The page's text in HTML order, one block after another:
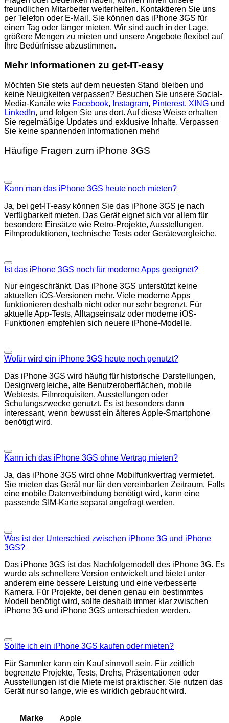
freundlichen Mitarbeiter weiterhelfen. Kontaktieren Sie uns
per Telefon oder E-Mail. Sie können das iPhone 3GS für
einen Tag oder länger mieten. Wir sind auch in der Lage,
größere Mengen zu mieten und unsere Angebote flexibel auf
Ihre Bedürfnisse abzustimmen.
Mehr Informationen zu get-IT-easy
Möchten Sie stets auf dem neuesten Stand bleiben und
keine Neuigkeiten verpassen? Besuchen Sie unsere Social-
Media-Kanäle wie Facebook, Instagram, Pinterest, XING und
LinkedIn, und folgen Sie uns dort. Auf diese Weise erhalten
Sie regelmäßige Updates und exklusive Inhalte. Verpassen
Sie keine spannenden Informationen mehr!
Häufige Fragen zum iPhone 3GS
Kann man das iPhone 3GS heute noch mieten?
Ja, bei get-IT-easy können Sie das iPhone 3GS je nach
Verfügbarkeit mieten. Das Gerät eignet sich vor allem für
besondere Einsätze wie Retro-Projekte, Ausstellungen,
Filmproduktionen, technische Tests oder Gerätevergleiche.
Ist das iPhone 3GS noch für moderne Apps geeignet?
Nur eingeschränkt. Das iPhone 3GS unterstützt keine
aktuellen iOS-Versionen mehr. Viele moderne Apps
funktionieren deshalb nicht oder nur sehr begrenzt. Für
aktuelle App-Tests, Alltagseinsatz oder moderne iOS-
Funktionen empfehlen sich neuere iPhone-Modelle.
Wofür wird ein iPhone 3GS heute noch genutzt?
Das iPhone 3GS wird häufig für historische Darstellungen,
Designvergleiche, alte Benutzeroberflächen, mobile
Webtests, Filmrequisiten, Ausstellungen oder
Schulungszwecke genutzt. Es ist besonders dann
interessant, wenn bewusst ein älteres Apple-Smartphone
benötigt wird.
Kann ich das iPhone 3GS ohne Vertrag mieten?
Ja, das iPhone 3GS wird ohne Mobilfunkvertrag vermietet.
Sie mieten das Gerät nur für den vereinbarten Zeitraum. Falls
eine mobile Datenverbindung benötigt wird, kann eine
passende SIM-Karte separat angefragt werden.
Was ist der Unterschied zwischen iPhone 3G und iPhone
3GS?
Das iPhone 3GS ist das Nachfolgemodell des iPhone 3G. Es
wurde als schnellere Version entwickelt und bietet unter
anderem eine bessere Leistung und eine verbesserte
Kamera. Für Projekte, bei denen genau ein bestimmtes
Modell benötigt wird, sollte deshalb immer klar zwischen
iPhone 3G und iPhone 3GS unterschieden werden.
Sollte ich ein iPhone 3GS kaufen oder mieten?
Für Sammler kann ein Kauf sinnvoll sein. Für zeitlich
begrenzte Projekte, Tests, Drehs, Präsentationen oder
Ausstellungen ist die Miete meist praktischer. Sie nutzen das
Gerät nur so lange, wie es wirklich gebraucht wird.
Marke Apple